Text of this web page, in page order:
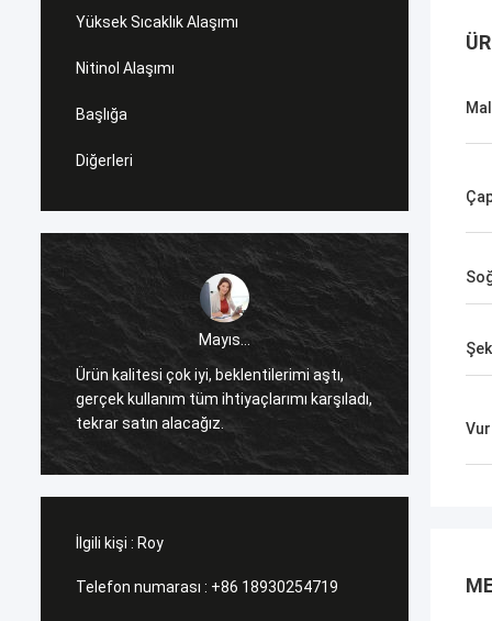
Yüksek Sıcaklık Alaşımı
Nitinol Alaşımı
Başlığa
Diğerleri
Mayıs...
Ürün kalitesi çok iyi, beklentilerimi aştı,
gerçek kullanım tüm ihtiyaçlarımı karşıladı,
tekrar satın alacağız.
İlgili kişi : Roy
Telefon numarası : +86 18930254719